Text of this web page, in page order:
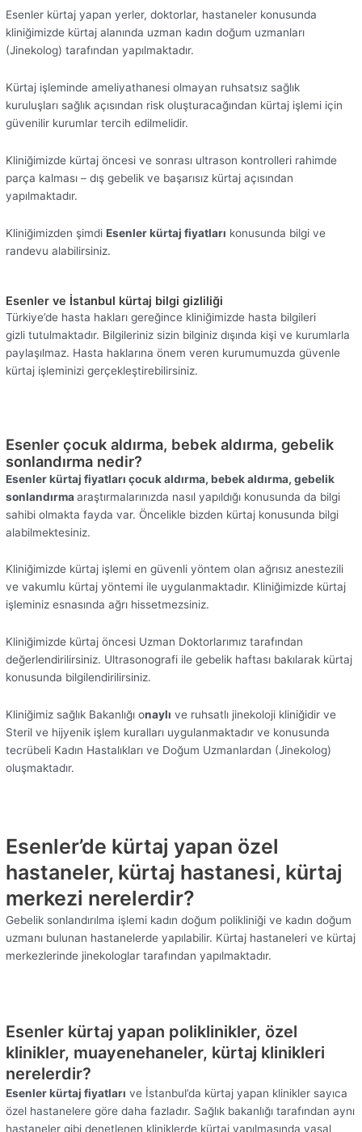
Esenler kürtaj yapan yerler, doktorlar, hastaneler konusunda
kliniğimizde kürtaj alanında uzman kadın doğum uzmanları
(Jinekolog) tarafından yapılmaktadır.
Kürtaj işleminde ameliyathanesi olmayan ruhsatsız sağlık
kuruluşları sağlık açısından risk oluşturacağından kürtaj işlemi için
güvenilir kurumlar tercih edilmelidir.
Kliniğimizde kürtaj öncesi ve sonrası ultrason kontrolleri rahimde
parça kalması – dış gebelik ve başarısız kürtaj açısından
yapılmaktadır.
Kliniğimizden şimdiEsenler kürtaj fiyatları konusunda bilgi ve
randevu alabilirsiniz.
Esenler ve İstanbul kürtaj bilgi gizliliği
Türkiye’de hasta hakları gereğince kliniğimizde hasta bilgileri
gizli tutulmaktadır. Bilgileriniz sizin bilginiz dışında kişi ve kurumlarla
paylaşılmaz. Hasta haklarına önem veren kurumumuzda güvenle
kürtaj işleminizi gerçekleştirebilirsiniz.
Esenler çocuk aldırma, bebek aldırma, gebelik
sonlandırma nedir?
Esenler kürtaj fiyatları çocuk aldırma, bebek aldırma, gebelik
sonlandırmaaraştırmalarınızda nasıl yapıldığı konusunda da bilgi
sahibi olmakta fayda var. Öncelikle bizden kürtaj konusunda bilgi
alabilmektesiniz.
Kliniğimizde kürtaj işlemi en güvenli yöntem olan ağrısız anestezili
ve vakumlu kürtaj yöntemi ile uygulanmaktadır. Kliniğimizde kürtaj
işleminiz esnasında ağrı hissetmezsiniz.
Kliniğimizde kürtaj öncesi Uzman Doktorlarımız tarafından
değerlendirilirsiniz. Ultrasonografi ile gebelik haftası bakılarak kürtaj
konusunda bilgilendirilirsiniz.
Kliniğimiz sağlık Bakanlığı onaylı ve ruhsatlı jinekoloji kliniğidir ve
Steril ve hijyenik işlem kuralları uygulanmaktadır ve konusunda
tecrübeli Kadın Hastalıkları ve Doğum Uzmanlardan (Jinekolog)
oluşmaktadır.
Esenler’de kürtaj yapan özel
hastaneler, kürtaj hastanesi, kürtaj
merkezi nerelerdir?
Gebelik sonlandırılma işlemi kadın doğum polikliniği ve kadın doğum
uzmanı bulunan hastanelerde yapılabilir. Kürtaj hastaneleri ve kürtaj
merkezlerinde jinekologlar tarafından yapılmaktadır.
Esenler kürtaj yapan poliklinikler, özel
klinikler, muayenehaneler, kürtaj klinikleri
nerelerdir?
Esenler kürtaj fiyatları ve İstanbul’da kürtaj yapan klinikler sayıca
özel hastanelere göre daha fazladır. Sağlık bakanlığı tarafından aynı
hastaneler gibi denetlenen kliniklerde kürtaj yapılmasında yasal